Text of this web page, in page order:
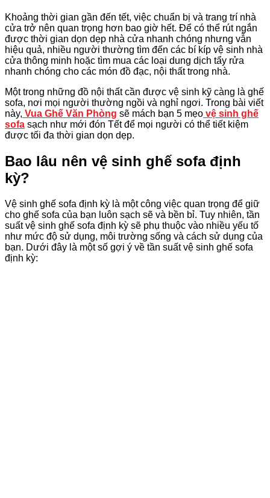
Khoảng thời gian gần đến tết, việc chuẩn bị và trang trí nhà
cửa trở nên quan trọng hơn bao giờ hết. Để có thể rút ngắn
được thời gian dọn dẹp nhà cửa nhanh chóng nhưng vẫn
hiệu quả, nhiều người thường tìm đến các bí kíp vệ sinh nhà
cửa thông minh hoặc tìm mua các loại dung dịch tẩy rửa
nhanh chóng cho các món đồ đạc, nội thất trong nhà.
Một trong những đồ nội thất cần được vệ sinh kỹ càng là ghế
sofa, nơi mọi người thường ngồi và nghỉ ngơi. Trong bài viết
này, Vua Ghế Văn Phòng sẽ mách bạn 5 mẹo vệ sinh ghế
sofa sạch như mới đón Tết để mọi người có thể tiết kiệm
được tối đa thời gian dọn dẹp.
Bao lâu nên vệ sinh ghế sofa định
kỳ?
Vệ sinh ghế sofa định kỳ là một công việc quan trọng để giữ
cho ghế sofa của bạn luôn sạch sẽ và bền bỉ. Tuy nhiên, tần
suất vệ sinh ghế sofa định kỳ sẽ phụ thuộc vào nhiều yếu tố
như mức độ sử dụng, môi trường sống và cách sử dụng của
bạn. Dưới đây là một số gợi ý về tần suất vệ sinh ghế sofa
định kỳ: